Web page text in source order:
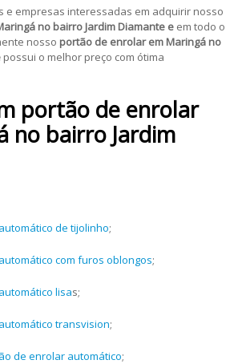
e empresas interessadas em adquirir nosso
no bairro Jardim Diamante e em todo o
nosso portão de enrolar em Maringá no
possui o melhor preço com ótima
portão de enrolar
no bairro Jardim
de tijolinho;
com furos oblongos;
lisas;
transvision;
de enrolar automático;